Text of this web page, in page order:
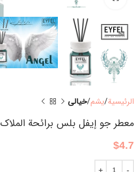
الرئيسية يشم خيالي
معطر جو إيفل بلس برائحة الملاك
$4.7